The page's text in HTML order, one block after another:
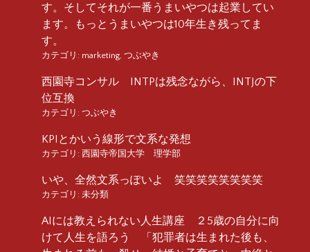
す。そしてそれが一番うまいやつは起業してい
ます。もっとうまいやつは10年生き残ってま
す。
カテゴリ: marketing, つぶやき
西園寺コンサル INTPは残念ながら、INTJの下
位互換
カテゴリ: つぶやき
KPIとかいう線形で文系な発想
カテゴリ: 西園寺帝国大学 理学部
いや、全然文系っぽいよ 笑笑笑笑笑笑笑笑
カテゴリ: 未分類
AIには教えられない人生講座 ２5歳の自分に向
けて人生を語ろう 「犯罪者は生まれた後も、